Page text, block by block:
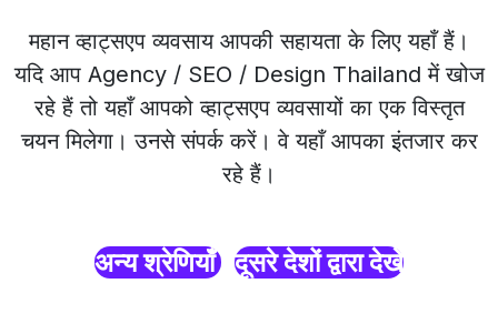
महान व्हाट्सएप व्यवसाय आपकी सहायता के लिए यहाँ हैं।
यदि आप Agency / SEO / Design Thailand में खोज
रहे हैं तो यहाँ आपको व्हाट्सएप व्यवसायों का एक विस्तृत
चयन मिलेगा। उनसे संपर्क करें। वे यहाँ आपका इंतजार कर
रहे हैं।
अन्य श्रेणियाँ दूसरे देशों द्वारा देखें